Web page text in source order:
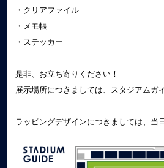
・クリアファイル
・メモ帳
・ステッカー
是非、お立ち寄りください！
展示場所につきましては、スタジアムガ
ラッピングデザインにつきましては、当